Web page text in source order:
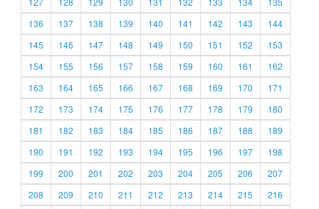
136
137 138 139 140 141 142 143
144
145
146 147 148 149 150 151 152
153
154
155 156 157 158 159 160 161
162
163
164 165 166 167 168 169 170
171
172
173 174 175 176 177 178 179
180
181
182 183 184 185 186 187 188
189
190
191 192 193 194 195 196 197
198
199
200 201 202 203 204 205 206
207
208
209 210 211 212 213 214 215
216